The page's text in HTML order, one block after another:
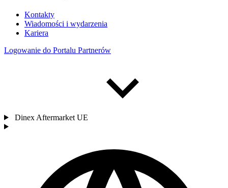
Kontakty
Wiadomości i wydarzenia
Kariera
Logowanie do Portalu Partnerów
Dinex Aftermarket UE